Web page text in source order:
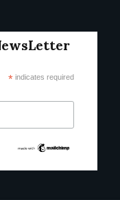
*indicates required